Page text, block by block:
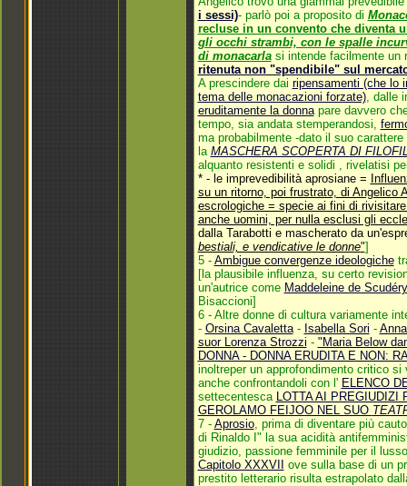
i sessi)- parlò poi a proposito di
recluse in un convento che diventa
gli occhi strambi, con le spalle
di monacarlasi intende facilmente un
ritenuta non "spendibile" sul
A prescindere dai ripensamenti (che lo
tema delle monacazioni forzate), dalle
eruditamente la donnapare davvero
tempo, sia andata stemperandosi,
ma probabilmente -dato il suo
la MASCHERA SCOPERTA DI
alquanto resistenti e solidi , rivelatisi
* - le imprevedibilità aprosiane =
su un ritorno, poi frustrato, di Angelico
escrologiche = specie ai fini di
anche uomini, per nulla esclusi gli
dalla Tarabotti e mascherato da
bestiali, e vendicative le donne"]
5 - Ambigue convergenze ideologiche
[la plausibile influenza, su certo
un'autrice come Maddeleine de Scudéry
Bisaccioni]
6 - Altre donne di cultura variamente
- Orsina Cavaletta- Isabella Sori -
suor Lorenza Strozzi - "Maria Below
DONNA - DONNA ERUDITA E NON:
inoltreper un approfondimento critico
anche confrontandoli con l' ELENCO
settecentesca LOTTA AI PREGIUDIZI
GEROLAMO FEIJOO NEL SUO
7 - Aprosio, prima di diventare più
di Rinaldo I" la sua acidità
giudizio, passione femminile per il
Capitolo XXXVII
ove sulla base di un
prestito letterario risulta estrapolato